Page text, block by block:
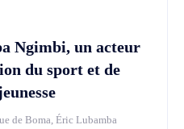
Ngimbi, un acteur
du sport et de
de Boma, Éric Lubamba